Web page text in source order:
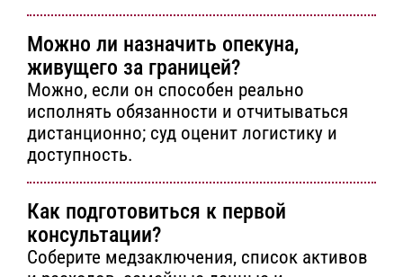
Можно ли назначить опекуна,
живущего за границей?
Можно, если он способен реально
исполнять обязанности и отчитываться
дистанционно; суд оценит логистику и
доступность.
Как подготовиться к первой
консультации?
Соберите медзаключения, список активов